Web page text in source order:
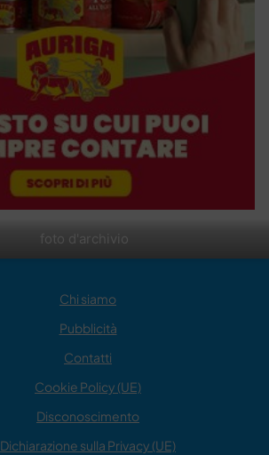
foto d'archivio
Chi siamo
Pubblicità
Contatti
Cookie Policy (UE)
Disconoscimento
Dichiarazione sulla Privacy (UE)